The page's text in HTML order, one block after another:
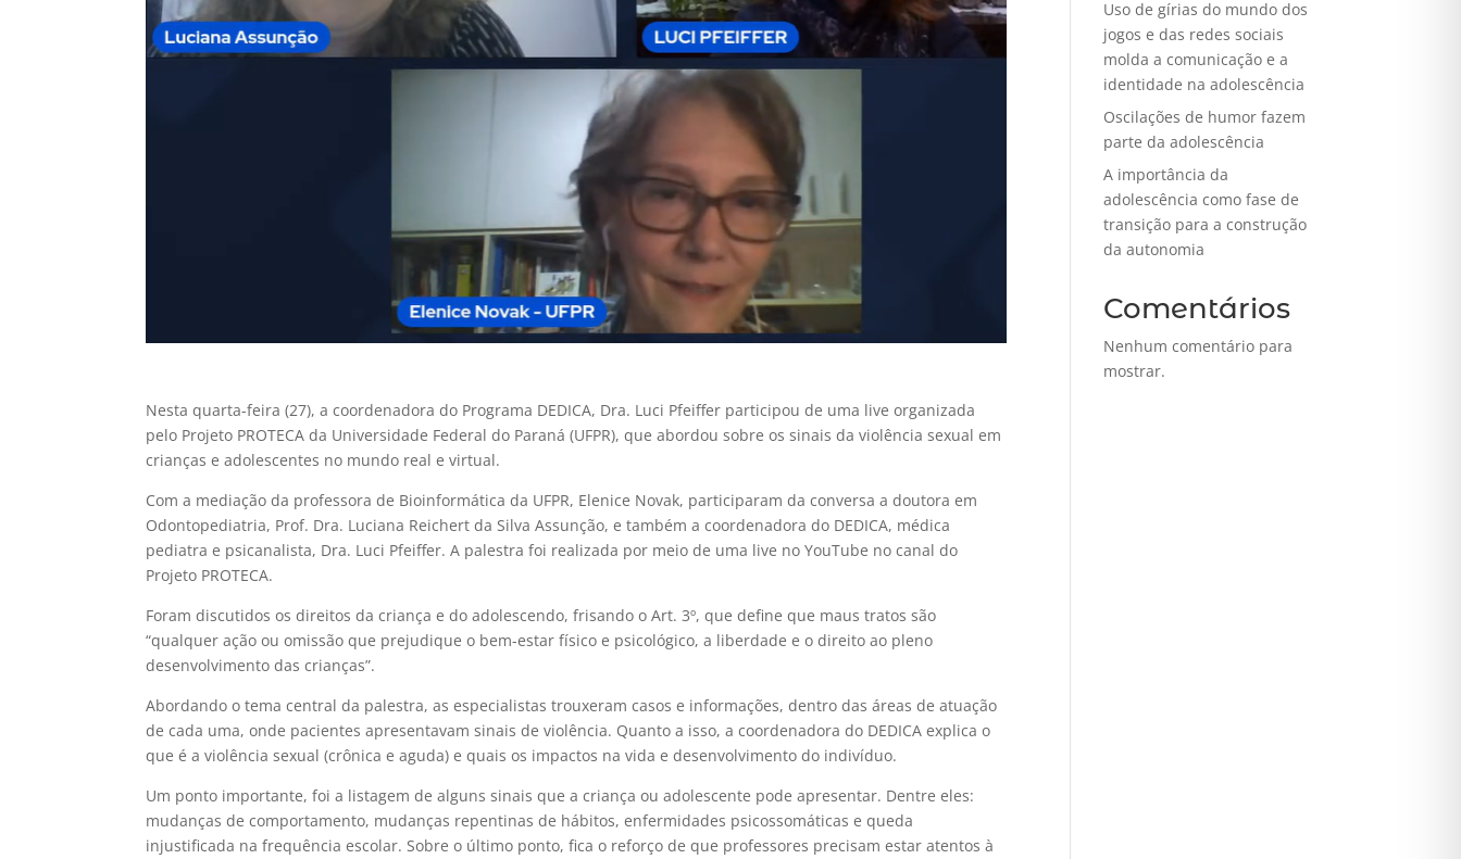
Nesta quarta-feira (27), a coordenadora do Programa DEDICA, Dra. Luci Pfeiffer participou de uma live organizada
pelo Projeto PROTECA da Universidade Federal do Paraná (UFPR), que abordou sobre os sinais da violência sexual em
crianças e adolescentes no mundo real e virtual.
Com a mediação da professora de Bioinformática da UFPR, Elenice Novak, participaram da conversa a doutora em
Odontopediatria, Prof. Dra. Luciana Reichert da Silva Assunção, e também a coordenadora do DEDICA, médica
pediatra e psicanalista, Dra. Luci Pfeiffer. A palestra foi realizada por meio de uma live no YouTube no canal do
Projeto PROTECA.
Foram discutidos os direitos da criança e do adolescendo, frisando o Art. 3º, que define que maus tratos são
“qualquer ação ou omissão que prejudique o bem-estar físico e psicológico, a liberdade e o direito ao pleno
desenvolvimento das crianças”.
Abordando o tema central da palestra, as especialistas trouxeram casos e informações, dentro das áreas de atuação
de cada uma, onde pacientes apresentavam sinais de violência. Quanto a isso, a coordenadora do DEDICA explica o
que é a violência sexual (crônica e aguda) e quais os impactos na vida e desenvolvimento do indivíduo.
Um ponto importante, foi a listagem de alguns sinais que a criança ou adolescente pode apresentar. Dentre eles:
mudanças de comportamento, mudanças repentinas de hábitos, enfermidades psicossomáticas e queda
injustificada na frequência escolar. Sobre o último ponto, fica o reforço de que professores precisam estar atentos à
Uso de gírias do mundo dos
jogos e das redes sociais
molda a comunicação e a
identidade na adolescência
Oscilações de humor fazem
parte da adolescência
A importância da
adolescência como fase de
transição para a construção
da autonomia
Comentários
Nenhum comentário para
mostrar.